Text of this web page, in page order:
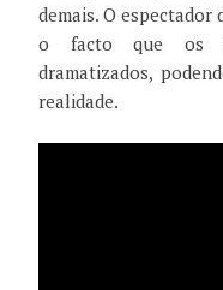
demais. O
o facto que os
dramatizados,
realidade.